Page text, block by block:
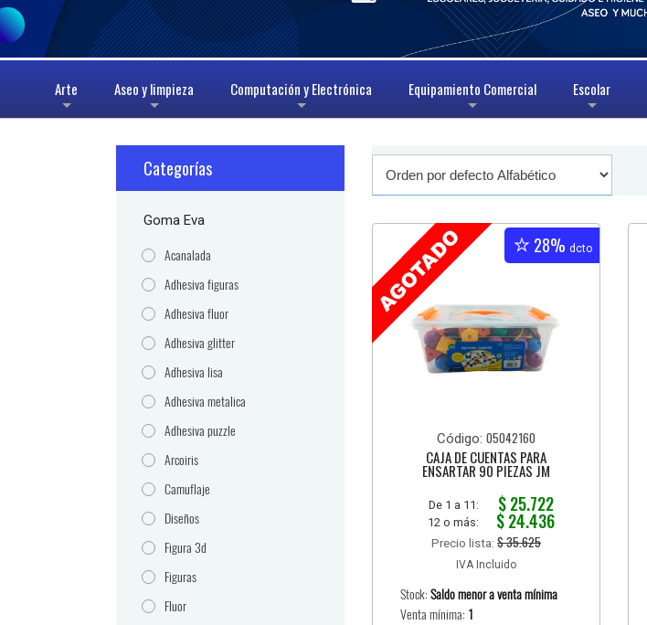
+
Arte
+
Aseo y limpieza
+
Computación y Electrónica
+
Equipamiento Comercial
+
Escolar
Categorías
Goma Eva
Acanalada
Adhesiva figuras
Adhesiva fluor
Adhesiva glitter
Adhesiva lisa
Adhesiva metalica
Adhesiva puzzle
Arcoiris
Camuflaje
Diseños
Figura 3d
Figuras
Fluor
28% dcto
Código:05042160
CAJA DE CUENTAS PARA
ENSARTAR 90 PIEZAS JM
De 1 a 11: $ 25.722
12 o más: $ 24.436
Precio lista:$ 35.625
IVA Incluido
Stock:Saldo menor a venta mínima
Venta mínima: 1